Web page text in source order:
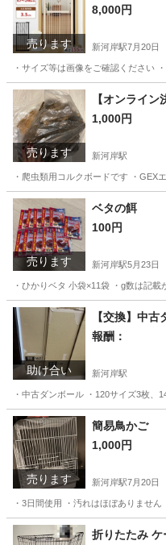
売ります
8,000円
新河岸駅7月20日
・サイズ等は画像をご確認ください
埼玉 川越市 新河岸駅
売ります
【オンライ
1,000円
新河岸駅
・爬虫類用コルクボードです ・
埼玉 川越市 新河岸駅
売ります
ベタの餌
100円
新河岸駅5月23日
・ひかりベタ 小袋×11袋 ・g数は記
埼玉 川越市 新河岸駅
助け合い
【交換】中
報酬：
新河岸駅
・中古ダンボール ・120サイズ3枚
埼玉 川越市 新河岸駅
売ります
簡易鳥かご
1,000円
新河岸駅7月20日
・3日間使用 ・汚れはほぼありませ
埼玉 川越市 新河岸駅
折りたたみ ケ